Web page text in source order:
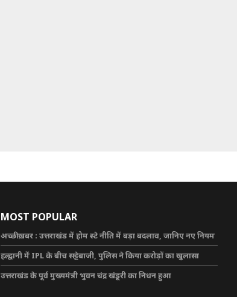
MOST POPULAR
अच्छी ख़बर : उत्तराखंड में होम स्टे नीति में बड़ा बदलाव, जानिए नए नियम
हल्द्वानी में IPL के बीच सट्टेबाजी, पुलिस ने किया करोड़ों का खुलासा
उत्तराखंड के पूर्व मुख्यमंत्री भुवन चंद्र खंडूरी का निधन हुआ